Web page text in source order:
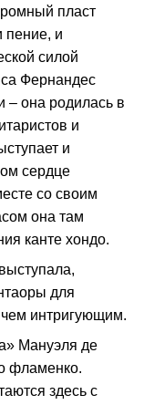
пласт
пение, и
силой
Фернандес
– она родилась в
и
и
сердце
со своим
она там
канте хондо.
для
чем интригующим.
Мануэля де
фламенко.
здесь с